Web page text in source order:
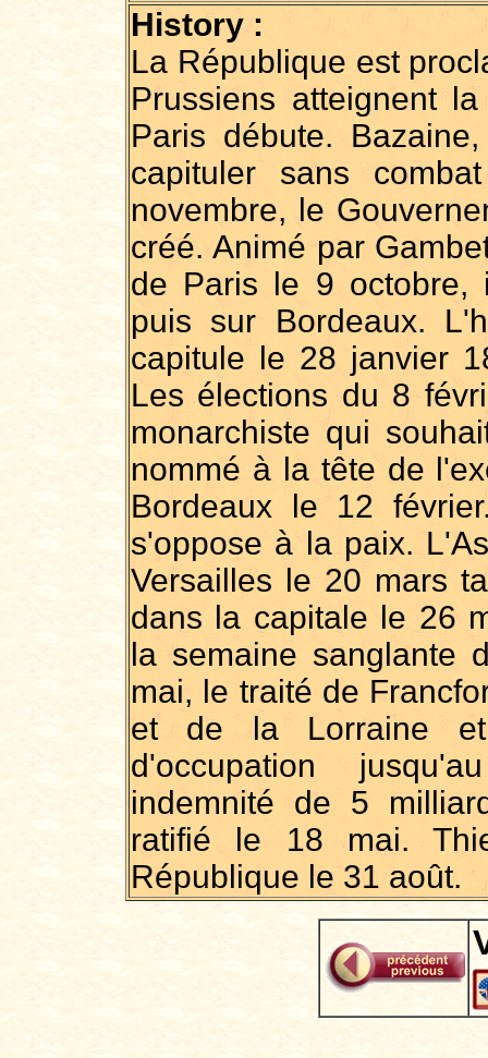
History :
La République est
Prussiens atteignent
Paris débute.
capituler sans
novembre, le
créé. Animé par
de Paris le 9 octobre,
puis sur Bordeaux.
capitule le 28 janvier
Les élections du 8
monarchiste qui
nommé à la tête de
Bordeaux le 12
s'oppose à la paix.
Versailles le 20 mars
dans la capitale le 26
la semaine sanglante
mai, le traité de
et de la Lorraine
d'occupation
indemnité de 5
ratifié le 18 mai.
République le 31 août.